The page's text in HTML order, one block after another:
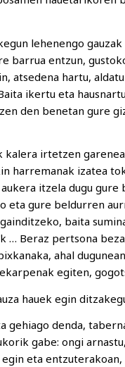
lehenengo
barrua entzun,
atsedena hartu,
ikertu eta
den benetan gure
kalera irtetzen
harremanak izatea
itzela dugu gure
eta gure beldurren
baita
… Beraz pertsona
ahal
egiten,
hauek egin
gehiago denda,
gabe: ongi
eta